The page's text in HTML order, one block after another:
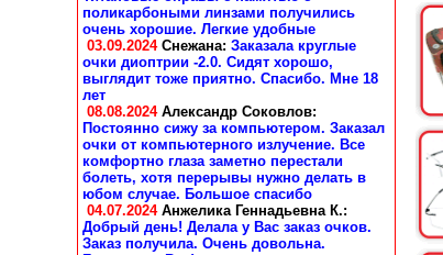
поликарбоными линзами получились
очень хорошие. Легкие удобные
03.09.2024 Снежана: Заказала круглые
очки диоптрии -2.0. Сидят хорошо,
выглядит тоже приятно. Спасибо. Мне 18
лет
08.08.2024 Александр Соковлов:
Постоянно сижу за компьютером. Заказал
очки от компьютерного излучение. Все
комфортно глаза заметно перестали
болеть, хотя перерывы нужно делать в
юбом случае. Большое спасибо
04.07.2024 Анжелика Геннадьевна К.:
Добрый день! Делала у Вас заказ очков.
Заказ получила. Очень довольна.